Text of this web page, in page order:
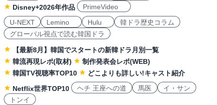
Disney+2026年作品
PrimeVideo
U-NEXT
Lemino Hulu
韓ドラ歴史コラム
グローバル視点で読む韓国ドラ
【最新8月】韓国でスタートの新韓ドラ月別一覧
韓流再現レポ(取材)
制作発表会レポ(WEB)
韓国TV視聴率TOP10
どこよりも詳しい!キャスト紹介
Netflix世界TOP10
ヘチ 王座への道 馬医
イ・サン
トンイ